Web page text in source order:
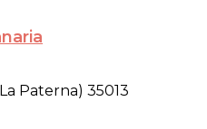
Paterna) 35013